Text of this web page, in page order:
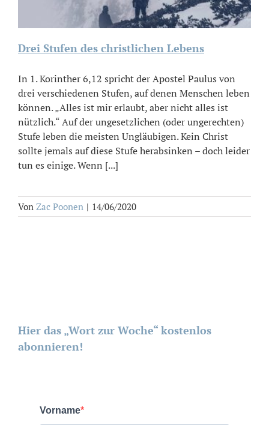
Drei Stufen des christlichen Lebens
In 1. Korinther 6,12 spricht der Apostel Paulus von
drei verschiedenen Stufen, auf denen Menschen leben
können. „Alles ist mir erlaubt, aber nicht alles ist
nützlich.“ Auf der ungesetzlichen (oder ungerechten)
Stufe leben die meisten Ungläubigen. Kein Christ
sollte jemals auf diese Stufe herabsinken – doch leider
tun es einige. Wenn [...]
Von Zac Poonen | 14/06/2020
Hier das „Wort zur Woche“ kostenlos
abonnieren!